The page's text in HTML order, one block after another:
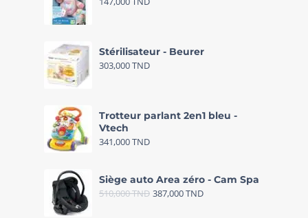
Stérilisateur - Beurer
303,000TND
Trotteur parlant 2en1 bleu -
Vtech
341,000TND
Siège auto Area zéro - Cam Spa
510,000TND 387,000TND